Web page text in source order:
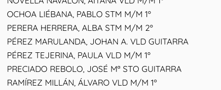
OCHOA LIÉBANA, PABLO STM M/M 1º
PERERA HERRERA, ALBA STM M/M 2º
PÉREZ MARULANDA, JOHAN A. VLD GUITARRA
PÉREZ TEJERINA, PAULA VLD M/M 1º
PRECIADO REBOLO, JOSÉ Mª STO GUITARRA
RAMÍREZ MILLÁN, ÁLVARO VLD M/M 1º